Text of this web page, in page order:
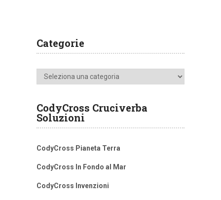
Categorie
Categorie
CodyCross Cruciverba
Soluzioni
CodyCross Pianeta Terra
CodyCross In Fondo al Mar
CodyCross Invenzioni